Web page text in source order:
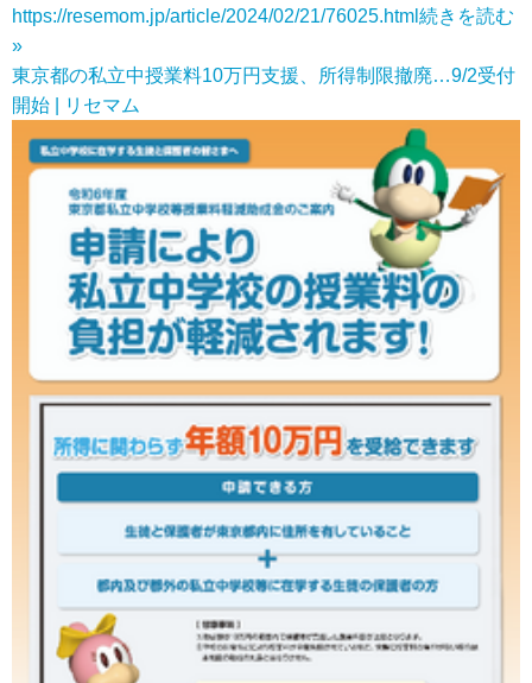
https://resemom.jp/article/2024/02/21/76025.html 続きを読む
»
東京都の私立中授業料10万円支援、所得制限撤廃…9/2受付
開始 | リセマム